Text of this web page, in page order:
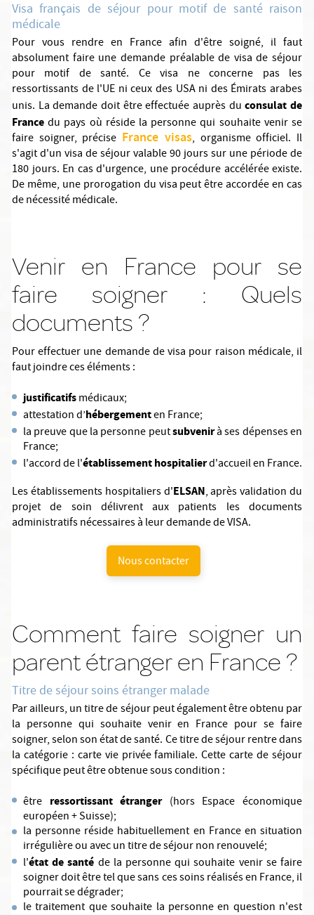
Visa français de séjour pour motif de santé raison
médicale
Pour vous rendre en France afin d'être soigné, il faut
absolument faire une demande préalable de visa de séjour
pour motif de santé. Ce visa ne concerne pas les
ressortissants de l'UE ni ceux des USA ni des Émirats arabes
unis. La demande doit être effectuée auprès duconsulat de
France du pays où réside la personne qui souhaite venir se
faire soigner, précise France visas, organisme officiel. Il
s'agit d'un visa de séjour valable 90 jours sur une période de
180 jours. En cas d'urgence, une procédure accélérée existe.
De même, une prorogation du visa peut être accordée en cas
de nécessité médicale.
Venir en France pour se
faire soigner : Quels
documents ?
Pour effectuer une demande de visa pour raison médicale, il
faut joindre ces éléments :
justificatifsmédicaux;
attestation d’hébergementen France;
la preuve que la personne peutsubvenirà ses dépenses en
France;
l'accord de l'établissement hospitalierd'accueil en France.
Les établissements hospitaliers d'ELSAN, après validation du
projet de soin délivrent aux patients les documents
administratifs nécessaires à leur demande de VISA.
Nous contacter
Comment faire soigner un
parent étranger en France ?
Titre de séjour soins étranger malade
Par ailleurs, un titre de séjour peut également être obtenu par
la personne qui souhaite venir en France pour se faire
soigner, selon son état de santé. Ce titre de séjour rentre dans
la catégorie : carte vie privée familiale. Cette carte de séjour
spécifique peut être obtenue sous condition :
être ressortissant étranger(hors Espace économique
européen + Suisse);
la personne réside habituellement en France en situation
irrégulière ou avec un titre de séjour non renouvelé;
l'état de santé de la personne qui souhaite venir se faire
soigner doit être tel que sans ces soins réalisés en France, il
pourrait se dégrader;
le traitement que souhaite la personne en question n'est